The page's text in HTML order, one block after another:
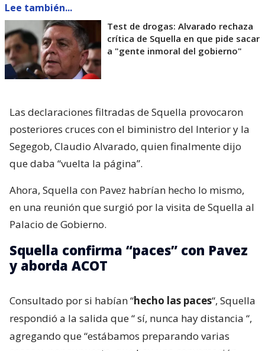
Lee también...
Test de drogas: Alvarado rechaza
crítica de Squella en que pide sacar
a "gente inmoral del gobierno"
Las declaraciones filtradas de Squella provocaron
posteriores cruces con el biministro del Interior y la
Segegob, Claudio Alvarado, quien finalmente dijo
que daba “vuelta la página”.
Ahora, Squella con Pavez habrían hecho lo mismo,
en una reunión que surgió por la visita de Squella al
Palacio de Gobierno.
Squella confirma “paces” con Pavez
y aborda ACOT
Consultado por si habían “hecho las paces“, Squella
respondió a la salida que “sí, nunca hay distancia “,
agregando que “estábamos preparando varias